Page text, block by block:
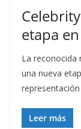
etapa
La reconocida
una nueva
Leer más